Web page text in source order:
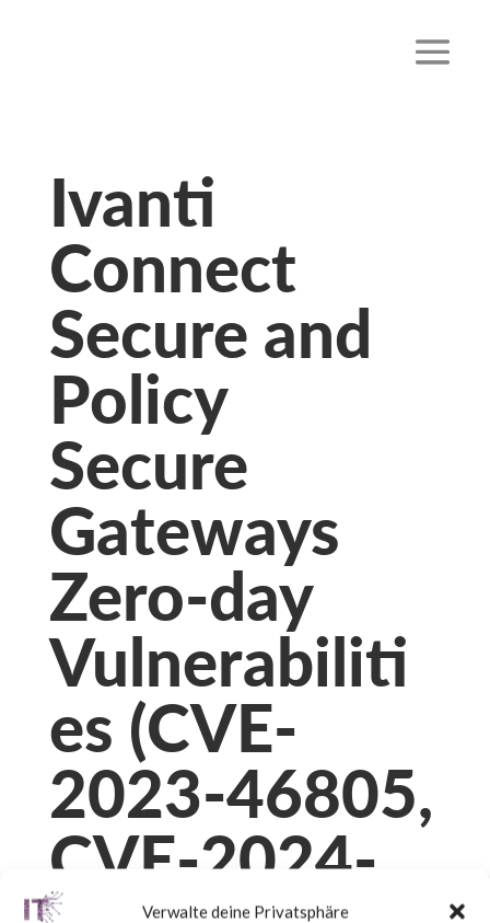
Verwalte deine Privatsphäre
Ivanti
Connect
Secure and
Policy
Secure
Gateways
Zero-day
Vulnerabiliti
es (CVE-
2023-46805,
CVE-2024-